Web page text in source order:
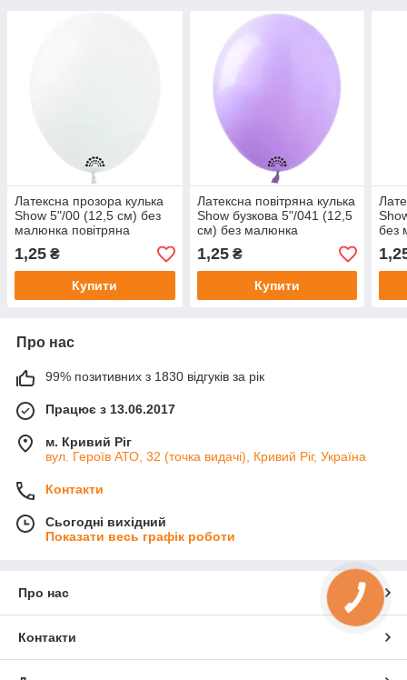
Латексна прозора кулька
Show 5"/00 (12,5 см) без
малюнка повітряна
1,25 ₴
Купити
Латексна повітряна кулька
Show бузкова 5"/041 (12,5
см) без малюнка
1,25₴
Купити
без
Про нас
99% позитивних з 1830 відгуків за рік
Працює з 13.06.2017
м. Кривий Ріг
вул. Героїв АТО, 32 (точка видачі), Кривий Ріг, Україна
Контакти
Сьогодні вихідний
Показати весь графік роботи
Про нас
Контакти
КНОПКА
ЗВ'ЯЗКУ